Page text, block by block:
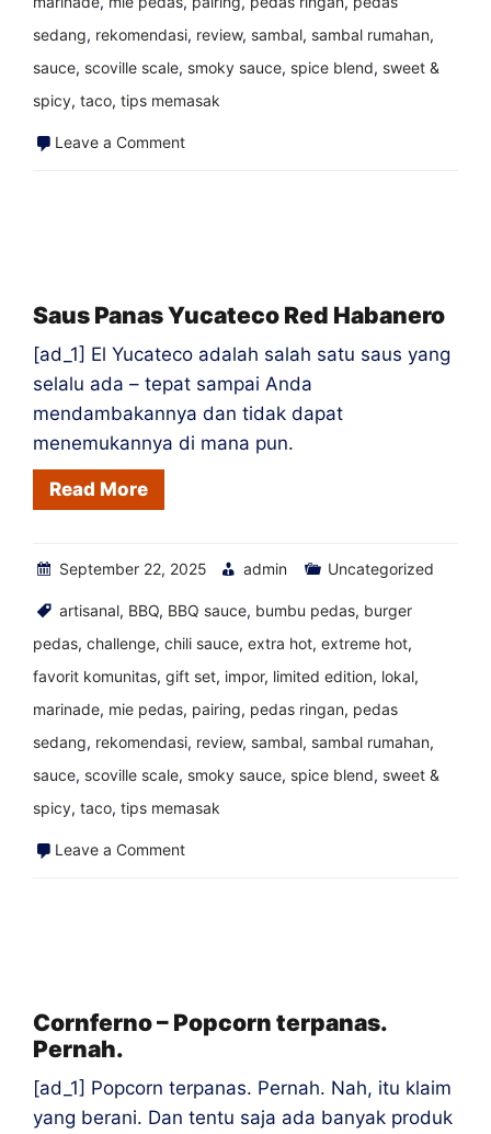
sedang, rekomendasi, review, sambal, sambal rumahan,
sauce, scoville scale, smoky sauce, spice blend, sweet &
spicy, taco, tips memasak
Leave a Commenton
mustard
cuka
pedas
Panas
Saus Panas Yucateco Red Habanero
[ad_1] El Yucateco adalah salah satu saus yang
selalu ada – tepat sampai Anda
mendambakannya dan tidak dapat
menemukannya di mana pun.
Read More
September 22, 2025 admin Uncategorized
artisanal, BBQ, BBQ sauce, bumbu pedas, burger
pedas, challenge, chili sauce, extra hot, extreme hot,
favorit komunitas, gift set, impor, limited edition, lokal,
marinade, mie pedas, pairing, pedas ringan, pedas
sedang, rekomendasi, review, sambal, sambal rumahan,
sauce, scoville scale, smoky sauce, spice blend, sweet &
spicy, taco, tips memasak
Leave a Commenton
Habanero
Cornferno – Popcorn terpanas.
Pernah.
[ad_1] Popcorn terpanas. Pernah. Nah, itu klaim
yang berani. Dan tentu saja ada banyak produk